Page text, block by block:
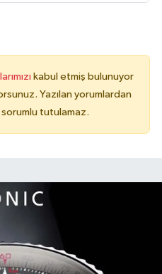
kabul etmiş bulunuyor
Yazılan yorumlardan
tutulamaz.